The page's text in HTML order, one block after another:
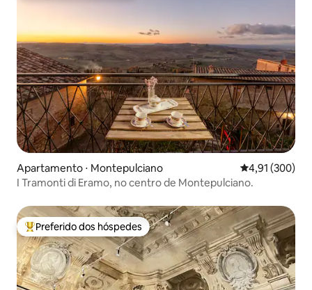
Apartamento ⋅ Montepulciano 4,91 de uma
4,91 (300)
I Tramonti di Eramo, no centro de Montepulciano.
Entre os melhores preferidos dos hóspedes
Preferido dos hóspedes